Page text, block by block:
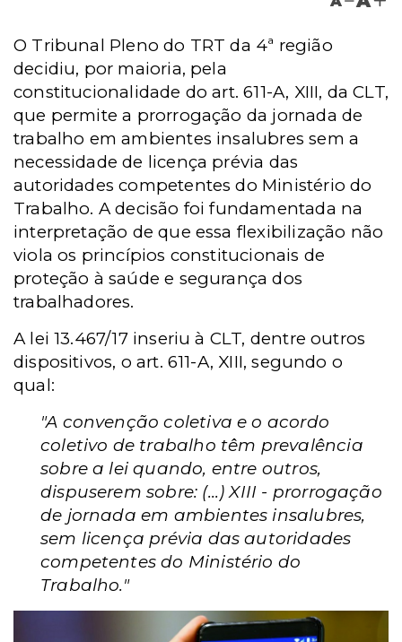
O Tribunal Pleno do TRT da 4ª região
decidiu, por maioria, pela
constitucionalidade do art. 611-A, XIII, da CLT,
que permite a prorrogação da jornada de
trabalho em ambientes insalubres sem a
necessidade de licença prévia das
autoridades competentes do Ministério do
Trabalho. A decisão foi fundamentada na
interpretação de que essa flexibilização não
viola os princípios constitucionais de
proteção à saúde e segurança dos
trabalhadores.
A lei 13.467/17 inseriu à CLT, dentre outros
dispositivos, o art. 611-A, XIII, segundo o
qual:
"A convenção coletiva e o acordo
coletivo de trabalho têm prevalência
sobre a lei quando, entre outros,
dispuserem sobre: (...) XIII - prorrogação
de jornada em ambientes insalubres,
sem licença prévia das autoridades
competentes do Ministério do
Trabalho."